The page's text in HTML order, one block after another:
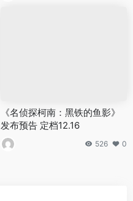
《名侦探柯南：黑铁的鱼影》
发布预告 定档12.16
526 0